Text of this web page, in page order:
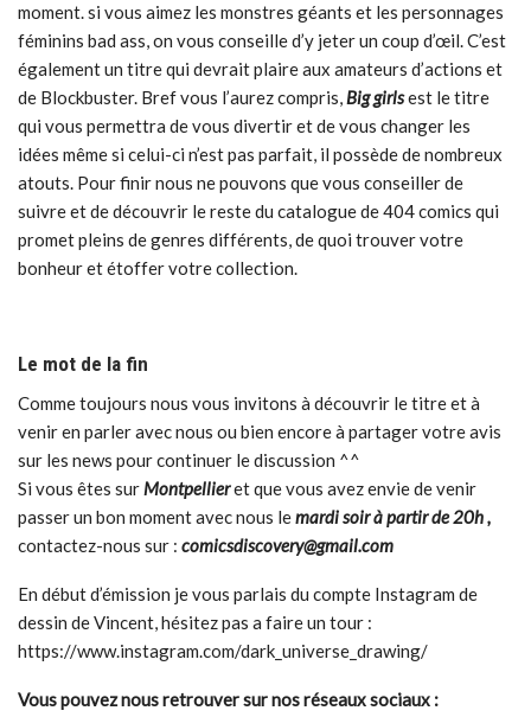
moment. si vous aimez les monstres géants et les personnages
féminins bad ass, on vous conseille d’y jeter un coup d’œil. C’est
également un titre qui devrait plaire aux amateurs d’actions et
de Blockbuster. Bref vous l’aurez compris,Big girlsest le titre
qui vous permettra de vous divertir et de vous changer les
idées même si celui-ci n’est pas parfait, il possède de nombreux
atouts. Pour finir nous ne pouvons que vous conseiller de
suivre et de découvrir le reste du catalogue de 404 comics qui
promet pleins de genres différents, de quoi trouver votre
bonheur et étoffer votre collection.
Le mot de la fin
Comme toujours nous vous invitons à découvrir le titre et à
venir en parler avec nous ou bien encore à partager votre avis
sur les news pour continuer le discussion ^^
Si vous êtes surMontpellieret que vous avez envie de venir
passer un bon moment avec nous lemardi soir à partir de 20h ,
contactez-nous sur : comicsdiscovery@gmail.com
En début d’émission je vous parlais du compte Instagram de
dessin de Vincent, hésitez pas a faire un tour :
https://www.instagram.com/dark_universe_drawing/
Vous pouvez nous retrouver sur nos réseaux sociaux :